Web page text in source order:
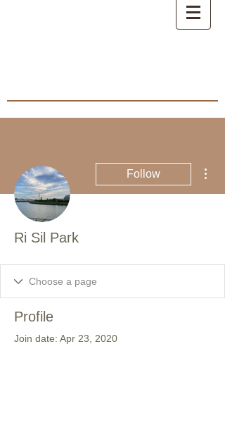
Follow
Ri Sil Park
Profile
Join date: Apr 23, 2020